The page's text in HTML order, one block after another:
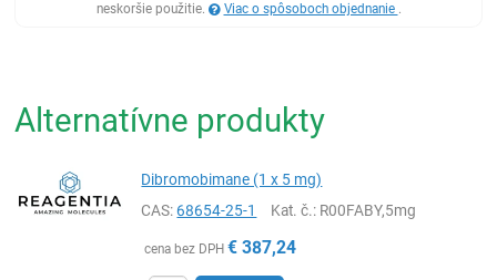
neskoršie použitie.
Viac o spôsoboch objednanie .
Alternatívne produkty
Dibromobimane (1 x 5 mg)
CAS:68654-25-1 Kat. č.: R00FABY,5mg
cena bez DPH € 387,24